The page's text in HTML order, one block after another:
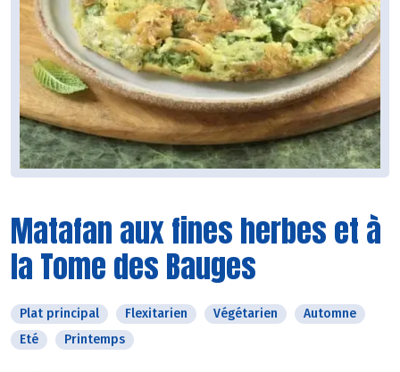
Matafan aux fines herbes et à
la Tome des Bauges
Plat principal Flexitarien Végétarien
Automne
Eté
Printemps